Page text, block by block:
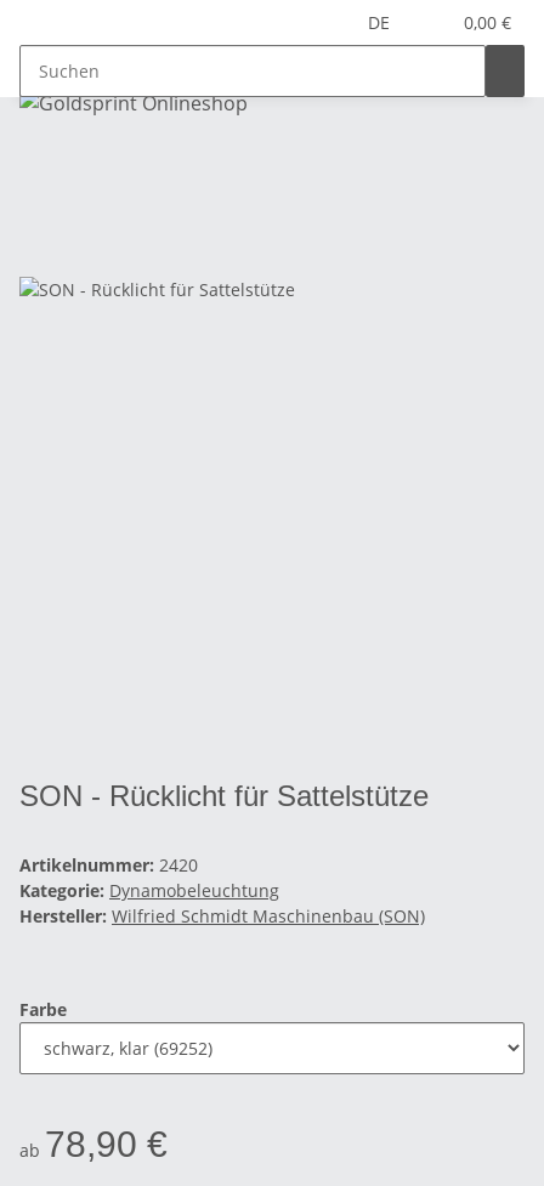
DE 0,00 €
SON - Rücklicht für Sattelstütze
Artikelnummer: 2420
Kategorie: Dynamobeleuchtung
Hersteller: Wilfried Schmidt Maschinenbau (SON)
Farbe
ab 78,90 €